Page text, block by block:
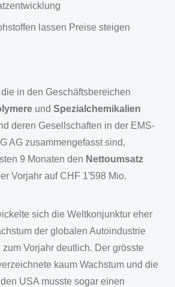
lassen Preise steigen
in den Geschäftsbereichen
und Spezialchemikalien
deren Gesellschaften in der EMS-
AG zusammengefasst sind,
9 Monaten den Nettoumsatz
Vorjahr auf CHF 1'598 Mio.
sich die Weltkonjunktur eher
der globalen Autoindustrie
Vorjahr deutlich. Der grösste
kaum Wachstum und die
USA musste sogar einen